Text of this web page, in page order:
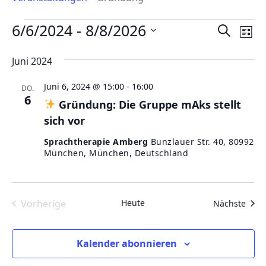
Veranstaltungen
und
SucheListe
6/6/2024 - 8/8/2026
wählen.
Juni 2024
DO.
6
Gründung: Die Gruppe mAks stellt
sich vor
Juni 6, 2024 @ 15:00- 16:00
Sprachtherapie Amberg Bunzlauer Str. 40, 80992
München, München, Deutschland
Vorherige
Heute Nächste
Kalender abonnieren